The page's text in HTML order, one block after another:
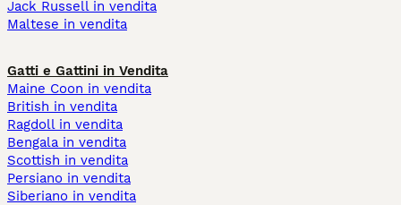
Jack Russell in vendita
Maltese in vendita
Gatti e Gattini in Vendita
Maine Coon in vendita
British in vendita
Ragdoll in vendita
Bengala in vendita
Scottish in vendita
Persiano in vendita
Siberiano in vendita